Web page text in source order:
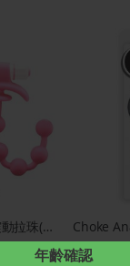
年齡確認
Delight Throb 喜悅震動拉珠(粉紅) 2A00-027